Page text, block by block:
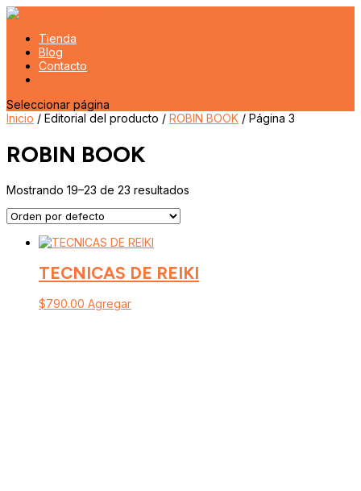
Tienda
Blog
Contacto
Seleccionar página
Inicio / Editorial del producto / ROBIN BOOK / Página 3
ROBIN BOOK
Mostrando 19–23 de 23 resultados
TECNICAS DE REIKI
$790.00 Agregar